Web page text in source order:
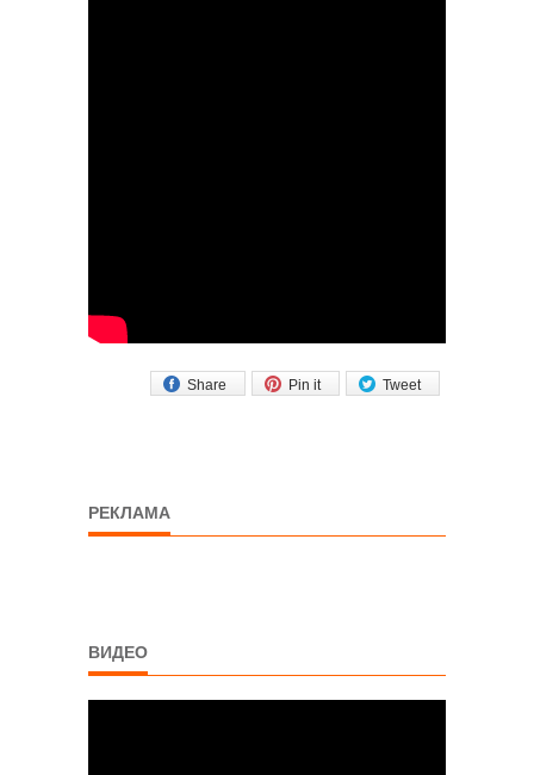
Tweet
Pin it
Share
РЕКЛАМА
ВИДЕО